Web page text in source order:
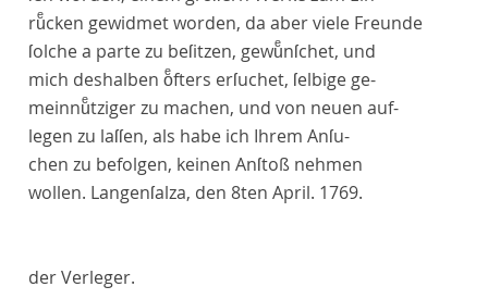
ruͤcken gewidmet worden, da aber viele Freunde
ſolche a parte zu beſitzen, gewuͤnſchet, und
mich deshalben oͤfters erſuchet, ſelbige ge-
meinnuͤtziger zu machen, und von neuen auf-
legen zu laſſen, als habe ich Ihrem Anſu-
chen zu befolgen, keinen Anſtoß nehmen
wollen. Langenſalza, den 8ten April. 1769.
der Verleger.